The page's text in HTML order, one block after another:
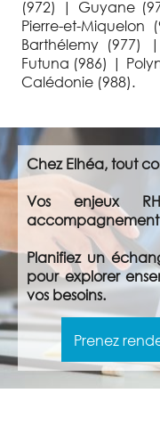
(972) | Guyane
Pierre-et-
Barthélemy (977)
Futuna (986) |
Calédonie (988).
Chez Elhéa, tout
Vos enjeux
accompagnement
Planifiez un
pour explorer
vos besoins.
Prenez